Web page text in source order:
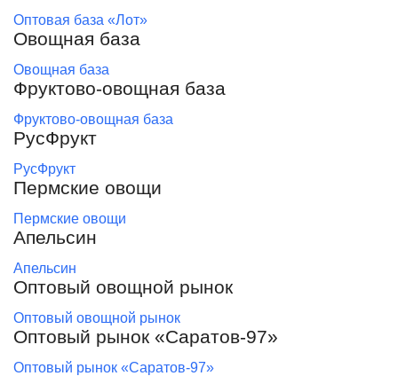
Оптовая база «Лот»
Овощная база
Овощная база
Фруктово-овощная база
Фруктово-овощная база
РусФрукт
РусФрукт
Пермские овощи
Пермские овощи
Апельсин
Апельсин
Оптовый овощной рынок
Оптовый овощной рынок
Оптовый рынок «Саратов-97»
Оптовый рынок «Саратов-97»